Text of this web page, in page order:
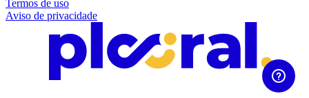
Termos de uso
Aviso de privacidade